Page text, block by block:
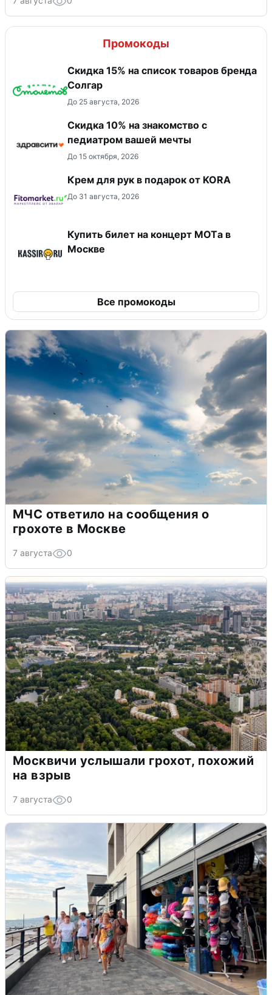
Промокоды
Скидка 15% на список товаров бренда
Солгар
До 25 августа, 2026
Скидка 10% на знакомство с
педиатром вашей мечты
До 15 октября, 2026
Крем для рук в подарок от KORA
До 31 августа, 2026
Купить билет на концерт MOTа в
Москве
Все промокоды
МЧС ответило на сообщения о
грохоте в Москве
7 августа 0
Москвичи услышали грохот, похожий
на взрыв
7 августа 0